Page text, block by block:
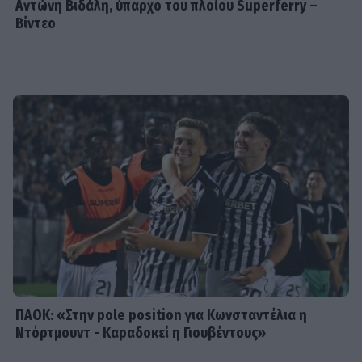
Καινούργιου
SHOWBIZ
Λένα Παπαληγούρα για την απώλεια
του πατέρα της: «Δεν υπάρχει μέρα
που να μην τον σκεφτώ»
Αντώνη Βιδάλη, ύπαρχο του πλοίου Superferry –
Βίντεο
ΠΑΟΚ: «Στην pole position για Κωνσταντέλια η
Ντόρτμουντ - Καραδοκεί η Γιουβέντους»